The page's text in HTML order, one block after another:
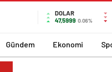
DOLAR
47,5999 0.06%
Gündem Ekonomi